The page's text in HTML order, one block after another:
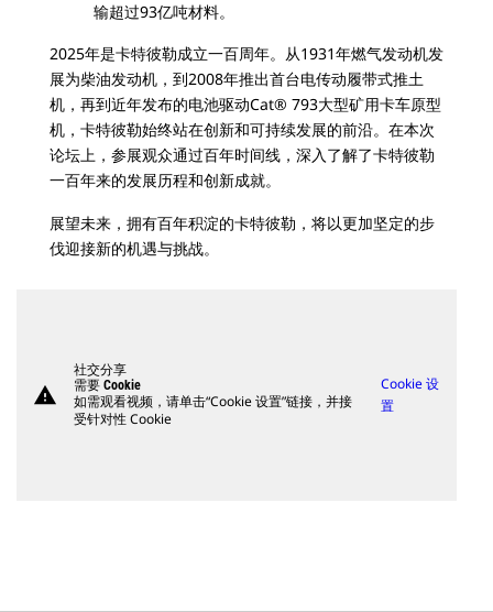
输超过93亿吨材料。
2025年是卡特彼勒成立一百周年。从1931年燃气发动机发
展为柴油发动机，到2008年推出首台电传动履带式推土
机，再到近年发布的电池驱动Cat® 793大型矿用卡车原型
机，卡特彼勒始终站在创新和可持续发展的前沿。在本次
论坛上，参展观众通过百年时间线，深入了解了卡特彼勒
一百年来的发展历程和创新成就。
展望未来，拥有百年积淀的卡特彼勒，将以更加坚定的步
伐迎接新的机遇与挑战。
warning
社交分享
需要 Cookie
如需观看视频，请单击“Cookie 设置”链接，并接
受针对性 Cookie
Cookie 设
置